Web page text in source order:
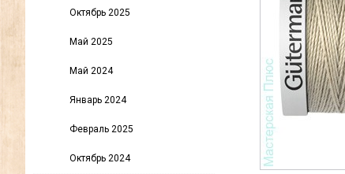
Октябрь 2025
Май 2025
Май 2024
Январь 2024
Февраль 2025
Октябрь 2024